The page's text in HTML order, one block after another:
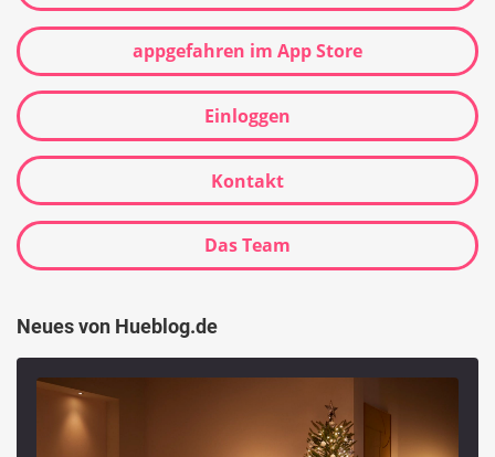
appgefahren im App Store
Einloggen
Kontakt
Das Team
Neues von Hueblog.de